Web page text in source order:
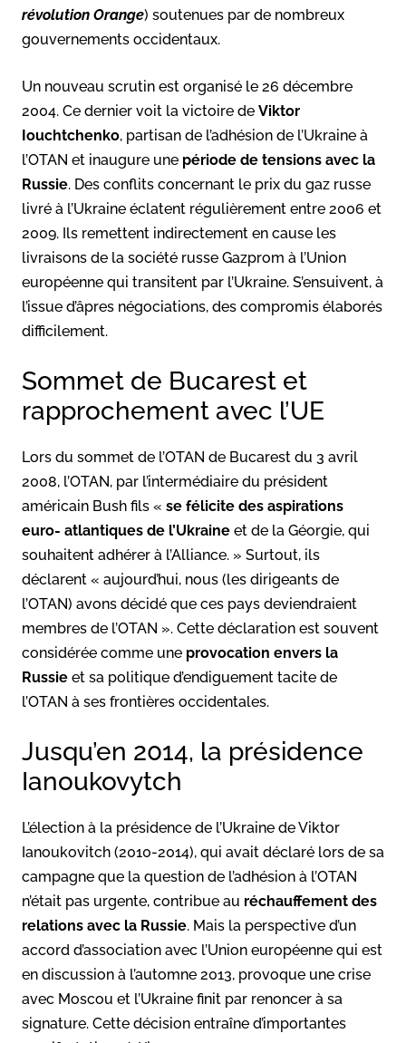
révolution Orange) soutenues par de nombreux
gouvernements occidentaux.
Un nouveau scrutin est organisé le 26 décembre
2004. Ce dernier voit la victoire de Viktor
Iouchtchenko, partisan de l’adhésion de l’Ukraine à
l’OTAN et inaugure une période de tensions avec la
Russie. Des conflits concernant le prix du gaz russe
livré à l’Ukraine éclatent régulièrement entre 2006 et
2009. Ils remettent indirectement en cause les
livraisons de la société russe Gazprom à l’Union
européenne qui transitent par l’Ukraine. S’ensuivent, à
l’issue d’âpres négociations, des compromis élaborés
difficilement.
Sommet de Bucarest et
rapprochement avec l’UE
Lors du sommet de l’OTAN de Bucarest du 3 avril
2008, l’OTAN, par l’intermédiaire du président
américain Bush fils « se félicite des aspirations
euro- atlantiques de l’Ukraine et de la Géorgie, qui
souhaitent adhérer à l’Alliance. » Surtout, ils
déclarent « aujourd’hui, nous (les dirigeants de
l’OTAN) avons décidé que ces pays deviendraient
membres de l’OTAN ». Cette déclaration est souvent
considérée comme une provocation envers la
Russie et sa politique d’endiguement tacite de
l’OTAN à ses frontières occidentales.
Jusqu’en 2014, la présidence
Ianoukovytch
L’élection à la présidence de l’Ukraine de Viktor
Ianoukovitch (2010-2014), qui avait déclaré lors de sa
campagne que la question de l’adhésion à l’OTAN
n’était pas urgente, contribue au réchauffement des
relations avec la Russie. Mais la perspective d’un
accord d’association avec l’Union européenne qui est
en discussion à l’automne 2013, provoque une crise
avec Moscou et l’Ukraine finit par renoncer à sa
signature. Cette décision entraîne d’importantes